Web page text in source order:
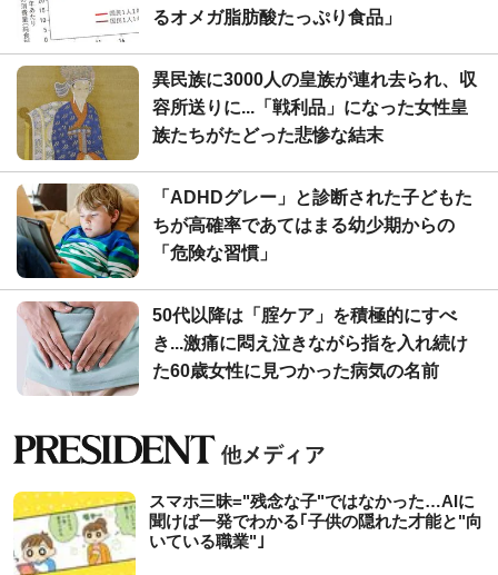
るオメガ脂肪酸たっぷり食品」
異民族に3000人の皇族が連れ去られ、収
容所送りに...「戦利品」になった女性皇
族たちがたどった悲惨な結末
「ADHDグレー」と診断された子どもた
ちが高確率であてはまる幼少期からの
「危険な習慣」
50代以降は「腟ケア」を積極的にすべ
き...激痛に悶え泣きながら指を入れ続け
た60歳女性に見つかった病気の名前
スマホ三昧="残念な子"ではなかった…AIに
聞けば一発でわかる｢子供の隠れた才能と"向
いている職業"｣